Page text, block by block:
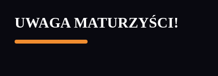
UWAGA MATURZYŚCI!